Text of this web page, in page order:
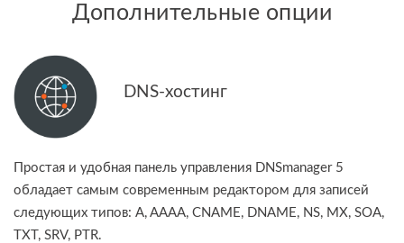
Дополнительные опции
DNS-хостинг
Простая и удобная панель управления DNSmanager 5
обладает самым современным редактором для записей
следующих типов: A, AAAA, CNAME, DNAME, NS, MX, SOA,
TXT, SRV, PTR.